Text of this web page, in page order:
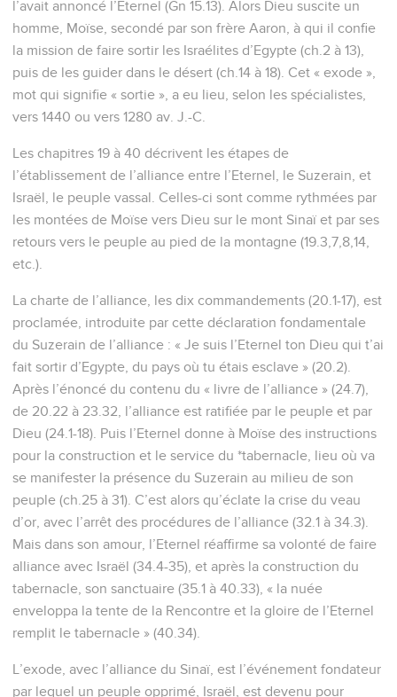
l’avait annoncé l’Eternel (Gn 15.13). Alors Dieu suscite un
homme, Moïse, secondé par son frère Aaron, à qui il confie
la mission de faire sortir les Israélites d’Egypte (ch.2 à 13),
puis de les guider dans le désert (ch.14 à 18). Cet « exode »,
mot qui signifie « sortie », a eu lieu, selon les spécialistes,
vers 1440 ou vers 1280 av. J.-C.
Les chapitres 19 à 40 décrivent les étapes de
l’établissement de l’alliance entre l’Eternel, le Suzerain, et
Israël, le peuple vassal. Celles-ci sont comme rythmées par
les montées de Moïse vers Dieu sur le mont Sinaï et par ses
retours vers le peuple au pied de la montagne (19.3,7,8,14,
etc.).
La charte de l’alliance, les dix commandements (20.1-17), est
proclamée, introduite par cette déclaration fondamentale
du Suzerain de l’alliance : « Je suis l’Eternel ton Dieu qui t’ai
fait sortir d’Egypte, du pays où tu étais esclave » (20.2).
Après l’énoncé du contenu du « livre de l’alliance » (24.7),
de 20.22 à 23.32, l’alliance est ratifiée par le peuple et par
Dieu (24.1-18). Puis l’Eternel donne à Moïse des instructions
pour la construction et le service du *tabernacle, lieu où va
se manifester la présence du Suzerain au milieu de son
peuple (ch.25 à 31). C’est alors qu’éclate la crise du veau
d’or, avec l’arrêt des procédures de l’alliance (32.1 à 34.3).
Mais dans son amour, l’Eternel réaffirme sa volonté de faire
alliance avec Israël (34.4-35), et après la construction du
tabernacle, son sanctuaire (35.1 à 40.33), « la nuée
enveloppa la tente de la Rencontre et la gloire de l’Eternel
remplit le tabernacle » (40.34).
L’exode, avec l’alliance du Sinaï, est l’événement fondateur
par lequel un peuple opprimé, Israël, est devenu pour